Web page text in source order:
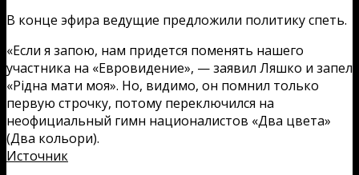
В конце эфира ведущие предложили политику спеть.
«Если я запою, нам придется поменять нашего
участника на «Евровидение», — заявил Ляшко и запел
«Рідна мати моя». Но, видимо, он помнил только
первую строчку, потому переключился на
неофициальный гимн националистов «Два цвета»
(Два кольори).
Источник